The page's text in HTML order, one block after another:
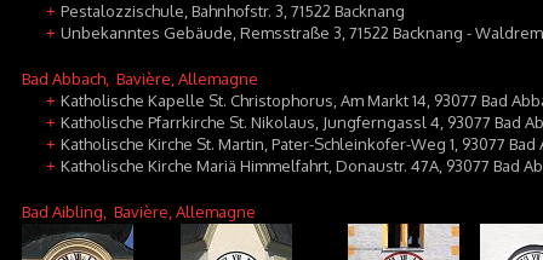
+ Pestalozzischule, Bahnhofstr. 3, 71522 Backnang
+ Unbekanntes Gebäude, Remsstraße 3, 71522 Backnang -
Bad Abbach , Bavière, Allemagne
+ Katholische Kapelle St. Christophorus, Am Markt 14, 93077 Bad
+ Katholische Pfarrkirche St. Nikolaus, Jungferngassl 4, 93077 Bad
+ Katholische Kirche St. Martin, Pater-Schleinkofer-Weg 1, 93077 Bad
+ Katholische Kirche Mariä Himmelfahrt, Donaustr. 47A, 93077 Bad
Bad Aibling , Bavière, Allemagne